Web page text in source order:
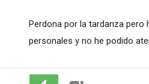
Perdona por la tardanza pero
personales y no he podido